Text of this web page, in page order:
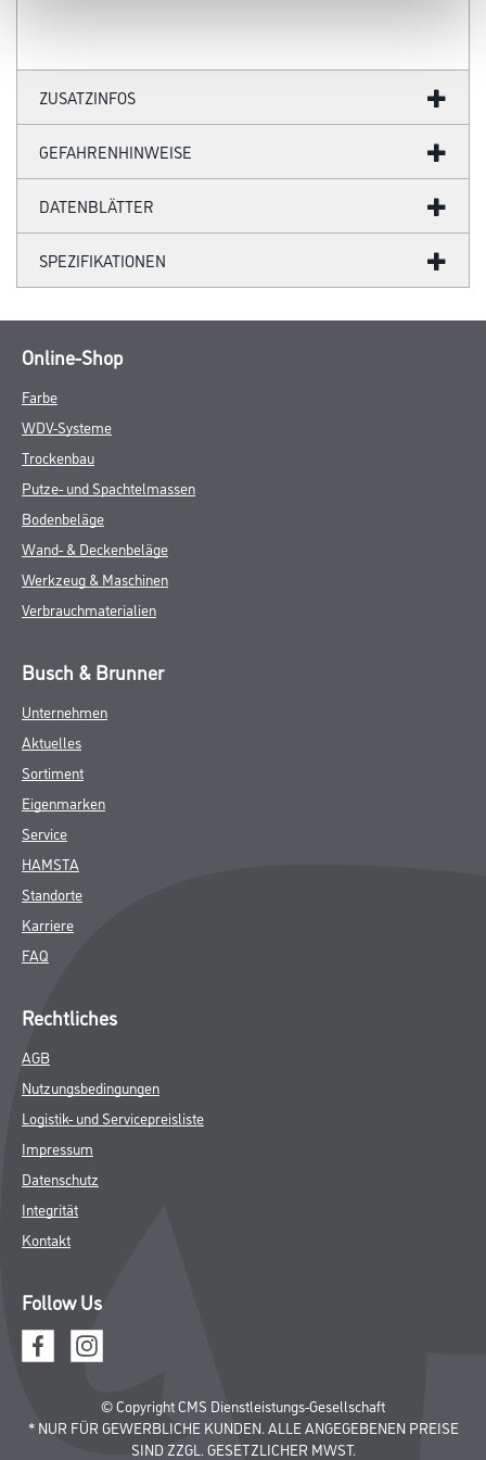
ZUSATZINFOS
GEFAHRENHINWEISE
DATENBLÄTTER
SPEZIFIKATIONEN
Online-Shop
Farbe
WDV-Systeme
Trockenbau
Putze- und Spachtelmassen
Bodenbeläge
Wand- & Deckenbeläge
Werkzeug & Maschinen
Verbrauchmaterialien
Busch & Brunner
Unternehmen
Aktuelles
Sortiment
Eigenmarken
Service
HAMSTA
Standorte
Karriere
FAQ
Rechtliches
AGB
Nutzungsbedingungen
Logistik- und Servicepreisliste
Impressum
Datenschutz
Integrität
Kontakt
Follow Us
© Copyright CMS Dienstleistungs-Gesellschaft
* NUR FÜR GEWERBLICHE KUNDEN. ALLE ANGEGEBENEN PREISE
SIND ZZGL. GESETZLICHER MWST.